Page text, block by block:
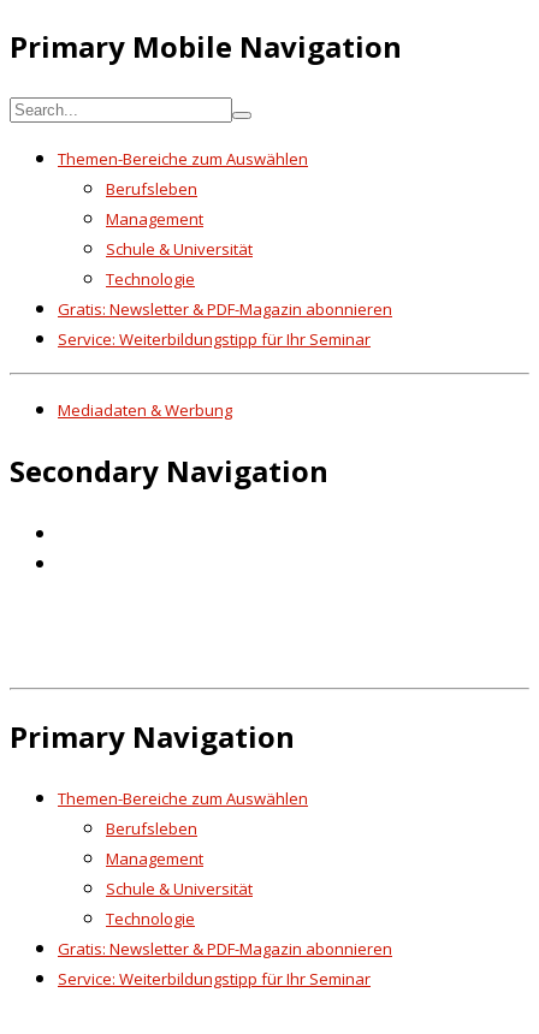
Primary Mobile Navigation
Themen-Bereiche zum Auswählen
Berufsleben
Management
Schule & Universität
Technologie
Gratis: Newsletter & PDF-Magazin abonnieren
Service: Weiterbildungstipp für Ihr Seminar
Mediadaten & Werbung
Secondary Navigation
Primary Navigation
Themen-Bereiche zum Auswählen
Berufsleben
Management
Schule & Universität
Technologie
Gratis: Newsletter & PDF-Magazin abonnieren
Service: Weiterbildungstipp für Ihr Seminar